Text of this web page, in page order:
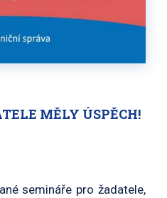
MĚLY ÚSPĚCH!
semináře pro žadatele,